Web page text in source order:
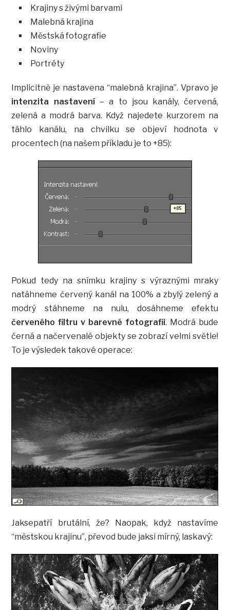
Krajiny s živými barvami
Malebná krajina
Městská fotografie
Noviny
Portréty
Implicitně je nastavena “malebná krajina”. Vpravo je
intenzita nastavení– a to jsou kanály, červená,
zelená a modrá barva. Když najedete kurzorem na
táhlo kanálu, na chvilku se objeví hodnota v
procentech (na našem příkladu je to +85):
Pokud tedy na snímku krajiny s výraznými mraky
natáhneme červený kanál na 100% a zbylý zelený a
modrý stáhneme na nulu, dosáhneme efektu
červeného filtru v barevné fotografii. Modrá bude
černá a načervenalé objekty se zobrazí velmi světle!
To je výsledek takové operace:
Jaksepatří brutální, že? Naopak, když nastavíme
“městskou krajinu”, převod bude jaksi mírný, laskavý: